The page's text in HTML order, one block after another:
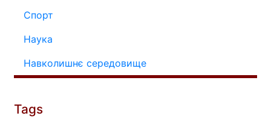
Спорт
Наука
Навколишнє середовище
Tags